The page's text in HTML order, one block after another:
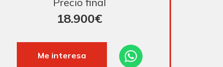
18.900€
Me interesa